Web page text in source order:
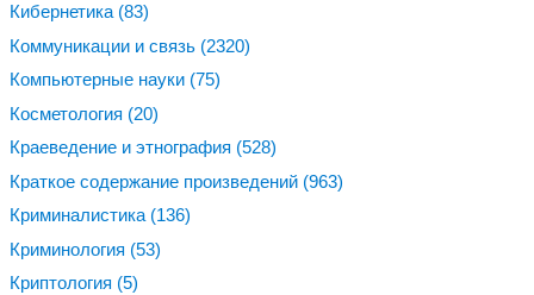
Кибернетика (83)
Коммуникации и связь (2320)
Компьютерные науки (75)
Косметология (20)
Краеведение и этнография (528)
Краткое содержание произведений (963)
Криминалистика (136)
Криминология (53)
Криптология (5)